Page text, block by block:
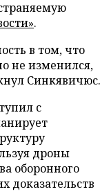
.
в том, что
не изменился,
Синкявичюс.
с
дроны
оборонного
доказательств